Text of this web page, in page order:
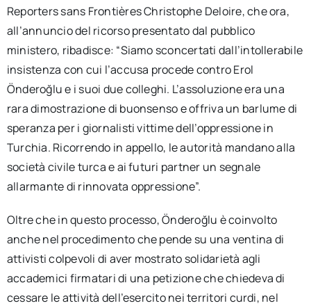
Reporters sans Frontières Christophe Deloire, che ora,
all’annuncio del ricorso presentato dal pubblico
ministero, ribadisce: “Siamo sconcertati dall’intollerabile
insistenza con cui l’accusa procede contro Erol
Önderoğlu e i suoi due colleghi. L’assoluzione era una
rara dimostrazione di buonsenso e offriva un barlume di
speranza per i giornalisti vittime dell’oppressione in
Turchia. Ricorrendo in appello, le autorità mandano alla
società civile turca e ai futuri partner un segnale
allarmante di rinnovata oppressione”.
Oltre che in questo processo, Önderoğlu è coinvolto
anche nel procedimento che pende su una ventina di
attivisti colpevoli di aver mostrato solidarietà agli
accademici firmatari di una petizione che chiedeva di
cessare le attività dell’esercito nei territori curdi, nel